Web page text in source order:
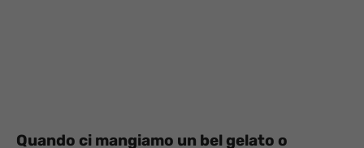
Quando ci mangiamo un bel gelato o